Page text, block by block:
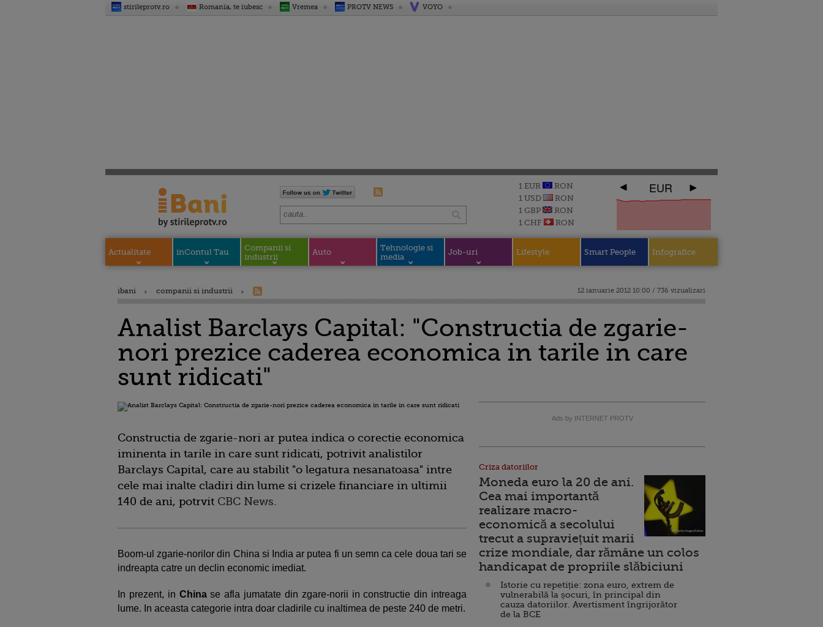
stirileprotv.ro Romania, te iubesc Vremea PROTV NEWS VOYO
1 EUR
RON
1 USD
RON
1 GBP
RON
1 CHF
RON
EUR
Actualitate inContul Tau
Companii si
industrii
Auto
Tehnologie si
media
Job-uri Lifestyle Smart People Infografice
ibani companii si industrii 12 ianuarie 2012 10:00 / 736 vizualizari
Analist Barclays Capital: "Constructia de zgarie-
nori prezice caderea economica in tarile in care
sunt ridicati"
Constructia de zgarie-nori ar putea indica o corectie economica
iminenta in tarile in care sunt ridicati, potrivit analistilor
Barclays Capital, care au stabilit "o legatura nesanatoasa" intre
cele mai inalte cladiri din lume si crizele financiare in ultimii
140 de ani, potrvit CBC News.
Boom-ul zgarie-norilor din China si India ar putea fi un semn ca cele doua tari se
indreapta catre un declin economic imediat.
In prezent, in Chinase afla jumatate din zgare-norii in constructie din intreaga
lume. In aceasta categorie intra doar cladirile cu inaltimea de peste 240 de metri.
Ads by INTERNET PROTV
Criza datoriilor
Moneda euro la 20 de ani.
Cea mai importantă
realizare macro-
economică a secolului
trecut a supraviețuit marii
crize mondiale, dar rămâne un colos
handicapat de propriile slăbiciuni
Istorie cu repetiție: zona euro, extrem de
vulnerabilă la șocuri, în principal din
cauza datoriilor. Avertisment îngrijorător
de la BCE